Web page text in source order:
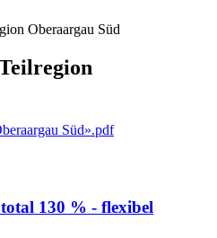
Oberaargau Süd
Süd».pdf
130 % - flexibel